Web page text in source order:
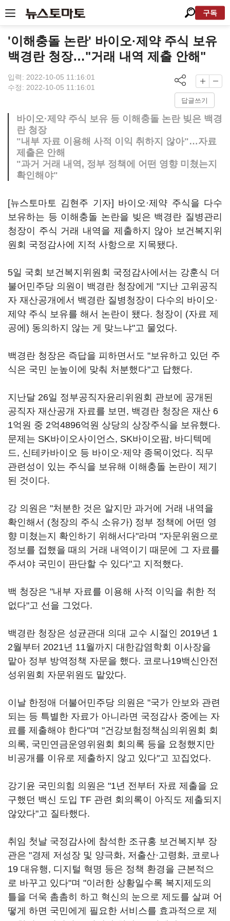
구독
'이해충돌 논란' 바이오·제약 주식 보유
백경란 청장…"거래 내역 제출 안해"
입력: 2022-10-05 11:16:01
수정: 2022-10-05 11:16:01
답글쓰기
바이오·제약 주식 보유 등 이해충돌 논란 빚은 백경
란 청장
"내부 자료 이용해 사적 이익 취하지 않아"…자료
제출은 안해
"과거 거래 내역, 정부 정책에 어떤 영향 미쳤는지
확인해야"
[뉴스토마토 김현주 기자] 바이오·제약 주식을 다수
보유하는 등 이해충돌 논란을 빚은 백경란 질병관리
청장이 주식 거래 내역을 제출하지 않아 보건복지위
원회 국정감사에 지적 사항으로 지목됐다.
5일 국회 보건복지위원회 국정감사에서는 강훈식 더
불어민주당 의원이 백경란 청장에게 "지난 고위공직
자 재산공개에서 백경란 질병청장이 다수의 바이오·
제약 주식 보유를 해서 논란이 됐다. 청장이 (자료 제
공에) 동의하지 않는 게 맞느냐"고 물었다.
백경란 청장은 즉답을 피하면서도 "보유하고 있던 주
식은 국민 눈높이에 맞춰 처분했다"고 답했다.
지난달 26일 정부공직자윤리위원회 관보에 공개된
공직자 재산공개 자료를 보면, 백경란 청장은 재산 6
1억원 중 2억4896억원 상당의 상장주식을 보유했다.
문제는 SK바이오사이언스, SK바이오팜, 바디텍메
드, 신테카바이오 등 바이오·제약 종목이었다. 직무
관련성이 있는 주식을 보유해 이해충돌 논란이 제기
된 것이다.
강 의원은 "처분한 것은 알지만 과거에 거래 내역을
확인해서 (청장의 주식 소유가) 정부 정책에 어떤 영
향 미쳤는지 확인하기 위해서다"라며 "자문위원으로
정보를 접했을 때의 거래 내역이기 때문에 그 자료를
주셔야 국민이 판단할 수 있다"고 지적했다.
백 청장은 "내부 자료를 이용해 사적 이익을 취한 적
없다"고 선을 그었다.
백경란 청장은 성균관대 의대 교수 시절인 2019년 1
2월부터 2021년 11월까지 대한감염학회 이사장을
맡아 정부 방역정책 자문을 했다. 코로나19백신안전
성위원회 자문위원도 맡았다.
이날 한정애 더불어민주당 의원은 "국가 안보와 관련
되는 등 특별한 자료가 아니라면 국정감사 중에는 자
료를 제출해야 한다"며 "건강보험정책심의위원회 회
의록, 국민연금운영위원회 회의록 등을 요청했지만
비공개를 이유로 제출하지 않고 있다"고 꼬집었다.
강기윤 국민의힘 의원은 "1년 전부터 자료 제출을 요
구했던 백신 도입 TF 관련 회의록이 아직도 제출되지
않았다"고 질타했다.
취임 첫날 국정감사에 참석한 조규홍 보건복지부 장
관은 "경제 저성장 및 양극화, 저출산·고령화, 코로나
19 대유행, 디지털 혁명 등은 정책 환경을 근본적으
로 바꾸고 있다"며 "이러한 상황일수록 복지제도의
틀을 더욱 촘촘히 하고 혁신의 눈으로 제도를 살펴 어
떻게 하면 국민에게 필요한 서비스를 효과적으로 제